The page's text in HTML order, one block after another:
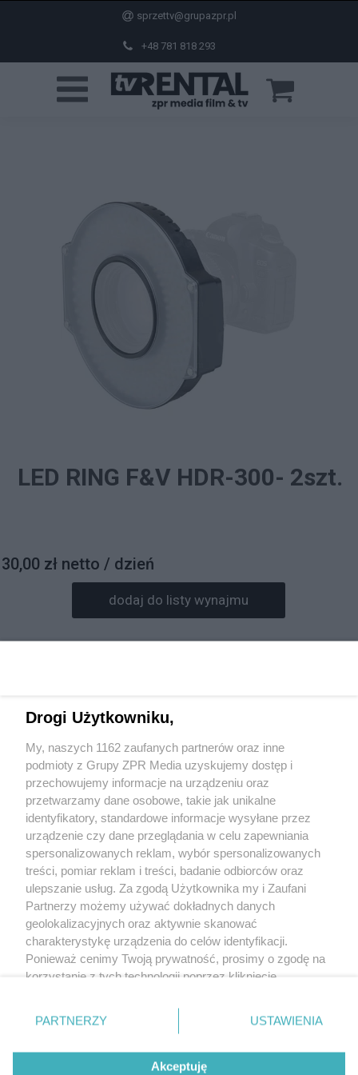
+48 781 818 293
sprzettv@grupazpr.pl
dodaj do listy wynajmu
LED RING F&V HDR-300- 2szt.
30,00 zł netto / dzień
03-994 Warszawa
sprzettv@grupazpr.pl
+48 781 818
293
Drogi Użytkowniku,
My, naszych 1162 zaufanych partnerów oraz inne
podmioty z Grupy ZPR Media uzyskujemy dostęp i
przechowujemy informacje na urządzeniu oraz
przetwarzamy dane osobowe, takie jak unikalne
identyfikatory, standardowe informacje wysyłane przez
urządzenie czy dane przeglądania w celu zapewniania
spersonalizowanych reklam, wybór spersonalizowanych
treści, pomiar reklam i treści, badanie odbiorców oraz
ulepszanie usług. Za zgodą Użytkownika my i Zaufani
Partnerzy możemy używać dokładnych danych
geolokalizacyjnych oraz aktywnie skanować
charakterystykę urządzenia do celów identyfikacji.
Ponieważ cenimy Twoją prywatność, prosimy o zgodę na
korzystanie z tych technologii poprzez kliknięcie
zmienić/wycofać klikając przycisk ustawień prywatności
znajdujący się w lewym dolnym rogu strony
rodzaje przetwarzania danych nie wymagają zgody
użytkownika, ale masz prawo sprzeciwić się takiemu
PARTNERZY USTAWIENIA
Akceptuję